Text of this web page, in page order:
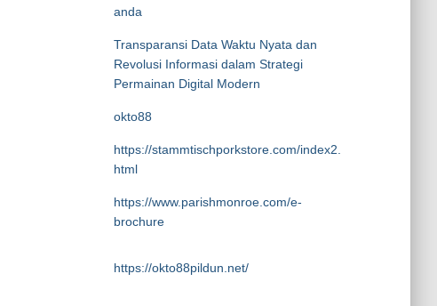
anda
Transparansi Data Waktu Nyata dan
Revolusi Informasi dalam Strategi
Permainan Digital Modern
okto88
https://stammtischporkstore.com/index2.
html
https://www.parishmonroe.com/e-
brochure
https://okto88pildun.net/